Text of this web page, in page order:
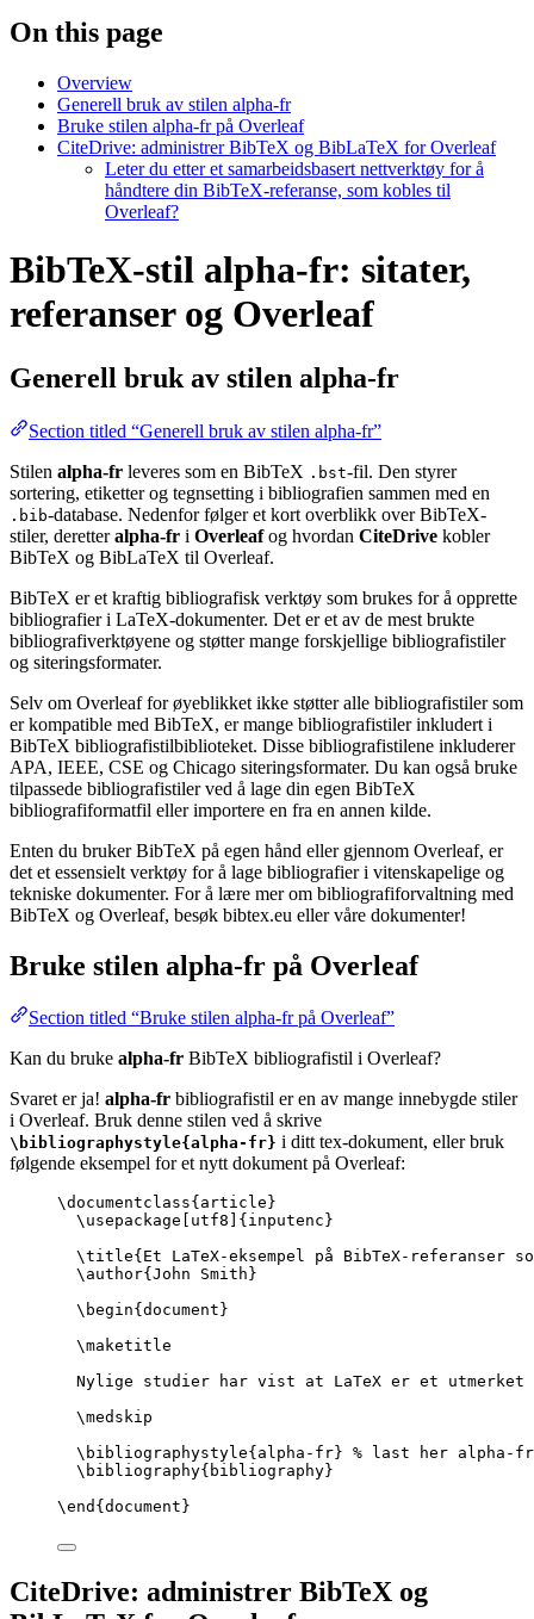
On this page
Overview
Generell bruk av stilen alpha-fr
Bruke stilen alpha-fr på Overleaf
CiteDrive: administrer BibTeX og BibLaTeX for Overleaf
Leter du etter et samarbeidsbasert nettverktøy for å
håndtere din BibTeX-referanse, som kobles til
Overleaf?
BibTeX-stil alpha-fr: sitater,
referanser og Overleaf
Generell bruk av stilen alpha-fr
Section titled “Generell bruk av stilen alpha-fr”
Stilen alpha-fr leveres som en BibTeX .bst-fil. Den styrer
sortering, etiketter og tegnsetting i bibliografien sammen med en
.bib-database. Nedenfor følger et kort overblikk over BibTeX-
stiler, deretteralpha-fr i Overleafog hvordan CiteDrive kobler
BibTeX og BibLaTeX til Overleaf.
BibTeX er et kraftig bibliografisk verktøy som brukes for å opprette
bibliografier i LaTeX-dokumenter. Det er et av de mest brukte
bibliografiverktøyene og støtter mange forskjellige bibliografistiler
og siteringsformater.
Selv om Overleaf for øyeblikket ikke støtter alle bibliografistiler som
er kompatible med BibTeX, er mange bibliografistiler inkludert i
BibTeX bibliografistilbiblioteket. Disse bibliografistilene inkluderer
APA, IEEE, CSE og Chicago siteringsformater. Du kan også bruke
tilpassede bibliografistiler ved å lage din egen BibTeX
bibliografiformatfil eller importere en fra en annen kilde.
Enten du bruker BibTeX på egen hånd eller gjennom Overleaf, er
det et essensielt verktøy for å lage bibliografier i vitenskapelige og
tekniske dokumenter. For å lære mer om bibliografiforvaltning med
BibTeX og Overleaf, besøk bibtex.eu eller våre dokumenter!
Bruke stilen alpha-fr på Overleaf
Section titled “Bruke stilen alpha-fr på Overleaf”
Kan du bruke alpha-fr BibTeX bibliografistil i Overleaf?
Svaret er ja! alpha-fr bibliografistil er en av mange innebygde stiler
i Overleaf. Bruk denne stilen ved å skrive
\bibliographystyle{alpha-fr} i ditt tex-dokument, eller bruk
følgende eksempel for et nytt dokument på Overleaf:
\documentclass{ article }
\usepackage
utf8 ]{ inputenc }
\title{Et LaTeX-eksempel på BibTeX-
\author{John Smith}
\begin{ document }
\maketitle
Nylige studier har vist at LaTeX er et utmerket
\medskip
\bibliographystyle{alpha-fr} % last her alpha-
\bibliography{bibliography}
\end { document }
CiteDrive: administrer BibTeX og